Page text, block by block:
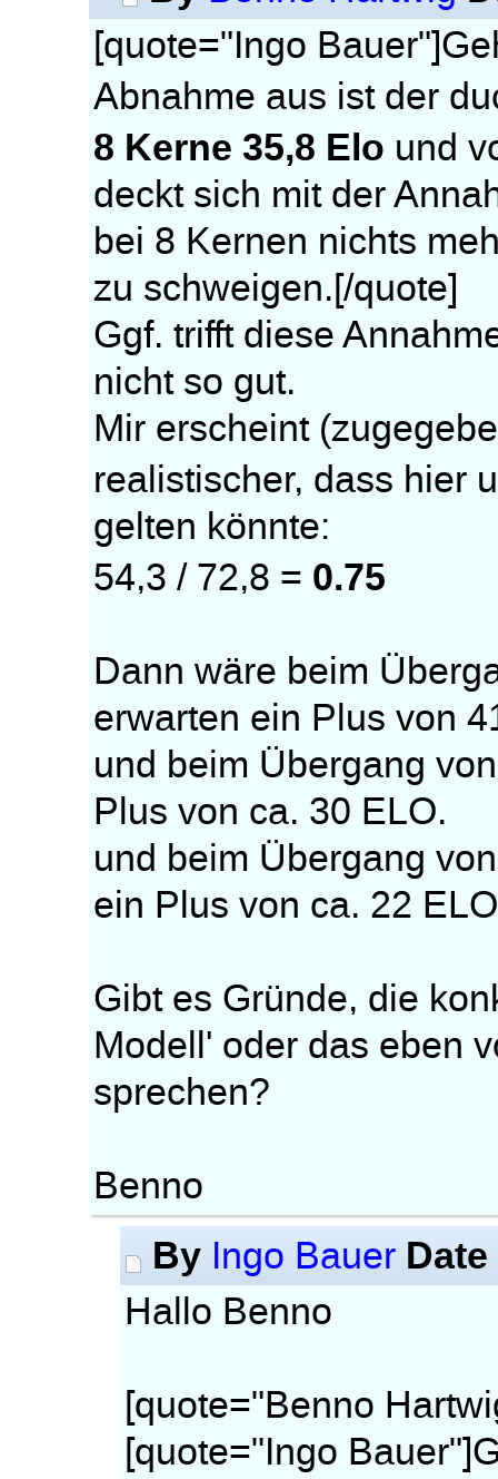
[quote="Ingo
Abnahme aus ist der
8 Kerne 35,8 Elo und
deckt sich mit der
bei 8 Kernen nichts
zu schweigen.[/quote]
Ggf. trifft diese
nicht so gut.
Mir erscheint
realistischer, dass hier
gelten könnte:
54,3 / 72,8 = 0.75
Dann wäre beim
erwarten ein Plus von
und beim Übergang
Plus von ca. 30 ELO.
und beim Übergang
ein Plus von ca. 22
Gibt es Gründe, die
Modell' oder das eben
sprechen?
Benno
By Ingo Bauer Date
Hallo Benno
[quote="Benno
[quote="Ingo